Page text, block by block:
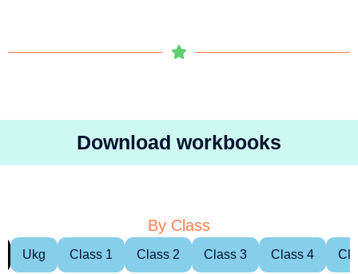
Download workbooks
By Class
Ukg Class 1 Class 2 Class 3 Class 4